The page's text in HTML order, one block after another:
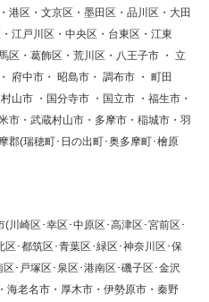
港区・文京区・墨田区・品川区・大田
江戸川区・中央区・台東区・江東
区・葛飾区・荒川区・八王子市 ・ 立
府中市・ 昭島市・ 調布市 ・ 町田
山市 ・国分寺市 ・国立市 ・福生市・
市・武蔵村山市・多摩市・稲城市・羽
郡(瑞穂町･日の出町･奥多摩町･檜原
川崎区･幸区･中原区･高津区･宮前区･
･都筑区･青葉区･緑区･神奈川区･保
･戸塚区･泉区･港南区･磯子区･金沢
海老名市・厚木市・伊勢原市・秦野